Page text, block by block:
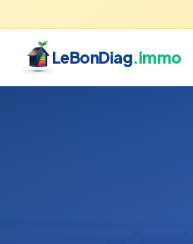
LeBonDiag.immo